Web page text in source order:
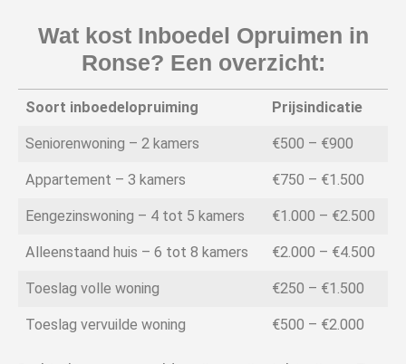
Wat kost Inboedel Opruimen in
Ronse? Een overzicht:
Soort inboedelopruiming Prijsindicatie
Seniorenwoning – 2 kamers €500 – €900
Appartement – 3 kamers €750 – €1.500
Eengezinswoning – 4 tot 5 kamers €1.000 – €2.500
Alleenstaand huis – 6 tot 8 kamers €2.000 – €4.500
Toeslag volle woning €250 – €1.500
Toeslag vervuilde woning €500 – €2.000